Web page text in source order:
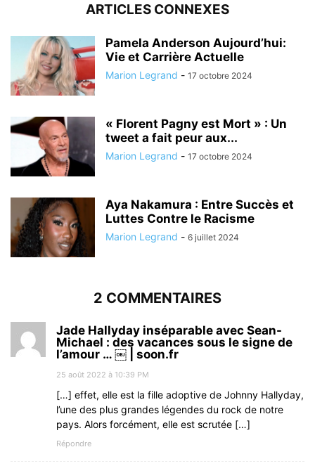
ARTICLES CONNEXES
Pamela Anderson Aujourd’hui:
Vie et Carrière Actuelle
Marion Legrand - 17 octobre 2024
« Florent Pagny est Mort » : Un
tweet a fait peur aux...
Marion Legrand - 17 octobre 2024
Aya Nakamura : Entre Succès et
Luttes Contre le Racisme
Marion Legrand - 6 juillet 2024
2 COMMENTAIRES
Jade Hallyday inséparable avec Sean-
Michael : des vacances sous le signe de
l’amour … ￼ | soon.fr
25 août 2022 à 10:39 PM
[…] effet, elle est la fille adoptive de Johnny Hallyday,
l’une des plus grandes légendes du rock de notre
pays. Alors forcément, elle est scrutée […]
Répondre